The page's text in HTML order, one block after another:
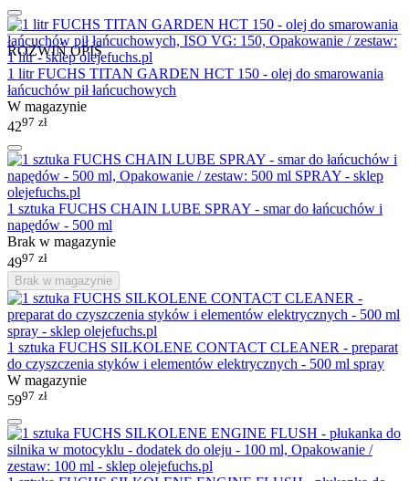
ROZWIŃ OPIS
1 litr FUCHS TITAN GARDEN HCT 150 - olej do smarowania
łańcuchów pił łańcuchowych
W magazynie
4297 zł
1 sztuka FUCHS CHAIN LUBE SPRAY - smar do łańcuchów i
napędów - 500 ml
Brak w magazynie
4997 zł
Brak w magazynie
1 sztuka FUCHS SILKOLENE CONTACT CLEANER - preparat
do czyszczenia styków i elementów elektrycznych - 500 ml spray
W magazynie
5997 zł